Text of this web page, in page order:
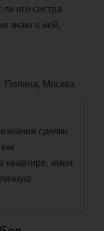
его сестра
знаю о ней,
Полина, Москва
сделки
квартире, имел